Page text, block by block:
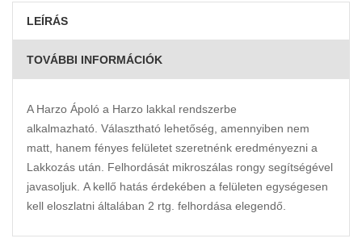
LEÍRÁS
TOVÁBBI INFORMÁCIÓK
A Harzo Ápoló a Harzo lakkal rendszerbe
alkalmazható. Választható lehetőség, amennyiben nem
matt, hanem fényes felületet szeretnénk eredményezni a
Lakkozás után. Felhordását mikroszálas rongy segítségével
javasoljuk. A kellő hatás érdekében a felületen egységesen
kell eloszlatni általában 2 rtg. felhordása elegendő.